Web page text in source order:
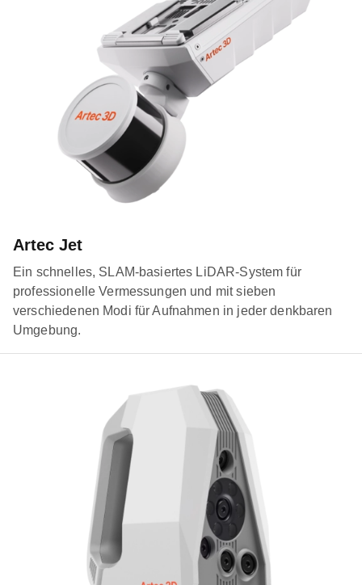
Artec Jet
Ein schnelles, SLAM-basiertes LiDAR-System für
professionelle Vermessungen und mit sieben
verschiedenen Modi für Aufnahmen in jeder denkbaren
Umgebung.